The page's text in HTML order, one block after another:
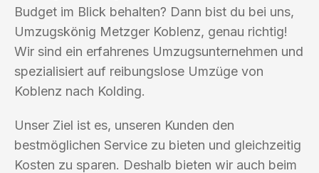
Budget im Blick behalten? Dann bist du bei uns,
Umzugskönig Metzger Koblenz, genau richtig!
Wir sind ein erfahrenes Umzugsunternehmen und
spezialisiert auf reibungslose Umzüge von
Koblenz nach Kolding.
Unser Ziel ist es, unseren Kunden den
bestmöglichen Service zu bieten und gleichzeitig
Kosten zu sparen. Deshalb bieten wir auch beim